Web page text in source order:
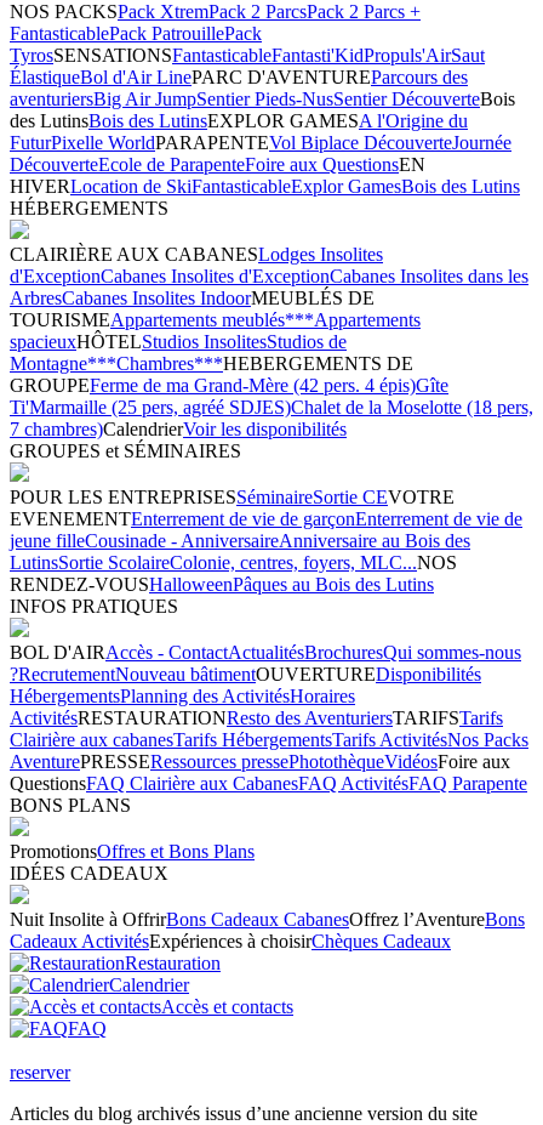
NOS PACKSPack XtremPack 2 ParcsPack 2 Parcs +
FantasticablePack PatrouillePack
TyrosSENSATIONSFantasticableFantasti'KidPropuls'AirSaut
ÉlastiqueBol d'Air LinePARC D'AVENTUREParcours des
aventuriersBig Air JumpSentier Pieds-NusSentier DécouverteBois
des LutinsBois des LutinsEXPLOR GAMESA l'Origine du
FuturPixelle WorldPARAPENTEVol Biplace DécouverteJournée
DécouverteEcole de ParapenteFoire aux QuestionsEN
HIVERLocation de SkiFantasticableExplor GamesBois des Lutins
HÉBERGEMENTS
CLAIRIÈRE AUX CABANESLodges Insolites
d'ExceptionCabanes Insolites d'ExceptionCabanes Insolites dans les
ArbresCabanes Insolites IndoorMEUBLÉS DE
TOURISMEAppartements meublés***Appartements
spacieuxHÔTELStudios InsolitesStudios de
Montagne***Chambres***HEBERGEMENTS DE
GROUPEFerme de ma Grand-Mère (42 pers. 4 épis)Gîte
Ti'Marmaille (25 pers, agréé SDJES)Chalet de la Moselotte (18 pers,
7 chambres)CalendrierVoir les disponibilités
GROUPES et SÉMINAIRES
POUR LES ENTREPRISESSéminaireSortie CEVOTRE
EVENEMENTEnterrement de vie de garçonEnterrement de vie de
jeune filleCousinade - AnniversaireAnniversaire au Bois des
LutinsSortie ScolaireColonie, centres, foyers, MLC...NOS
RENDEZ-VOUSHalloweenPâques au Bois des Lutins
INFOS PRATIQUES
BOL D'AIRAccès - ContactActualitésBrochuresQui sommes-nous
?RecrutementNouveau bâtimentOUVERTUREDisponibilités
HébergementsPlanning des ActivitésHoraires
ActivitésRESTAURATIONResto des AventuriersTARIFSTarifs
Clairière aux cabanesTarifs HébergementsTarifs ActivitésNos Packs
AventurePRESSERessources pressePhotothèqueVidéosFoire aux
QuestionsFAQ Clairière aux CabanesFAQ ActivitésFAQ Parapente
BONS PLANS
PromotionsOffres et Bons Plans
IDÉES CADEAUX
Nuit Insolite à OffrirBons Cadeaux CabanesOffrez l’AventureBons
Cadeaux ActivitésExpériences à choisirChèques Cadeaux
Restauration
Calendrier
Accès et contacts
FAQ
reserver
Articles du blog archivés issus d’une ancienne version du site